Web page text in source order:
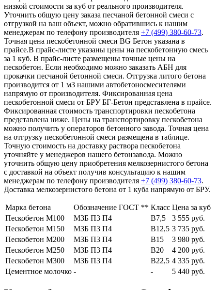
низкой стоимости за куб от реального производителя.
Уточнить общую цену заказа песчаной бетонной смеси с
отгрузкой на ваш объект, можно обратившись к нашим
менеджерам по телефону производителя +7 (499) 380-60-73.
Точная цена пескобетонной смеси BG Бетон указана в
прайсе.В прайс-листе указаны цены на пескобетонную смесь
за 1 куб. В прайс-листе размещены точные цены на
пескобетон. Если необходимо можно заказать АБН для
прокачки песчаной бетонной смеси. Отгрузка литого бетона
производится от 1 м3 нашими автобетоносмесителями
напрямую от производителя. Фиксированная цена
пескобетонной смеси от БРУ БГ-Бетон представлена в прайсе.
Фиксированная стоимость транспортировки пескобетона
представлена ниже. Цены на транспортировку пескобетона
можно получить у операторов бетонного завода. Точная цена
на отгрузку пескобетонной смеси размещена в таблице.
Точную стоимость на доставку раствора пескобетона
уточняйте у менеджеров нашего бетонзавода. Можно
уточнить общую цену приобретения мелкозернистого бетона
с доставкой на объект получив консультацию к нашим
менеджерам по телефону производителя +7 (499) 380-60-73.
Доставка мелкозернистого бетона от 1 куба напрямую от БРУ.
Марка бетона Обозначение ГОСТ ** Класс Цена за куб
Пескобетон М100
МЗБ П3 П4 В7,5
3 555 руб.
Пескобетон М150
МЗБ П3 П4 В12,5 3 735 руб.
Пескобетон М200
МЗБ П3 П4 В15
3 980 руб.
Пескобетон М250
МЗБ П3 П4 В20
4 200 руб.
Пескобетон М300
МЗБ П3 П4 В22,5 4 335 руб.
Цементное молочко - - 5 440 руб.